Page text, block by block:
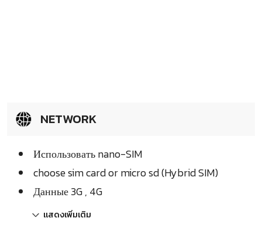
NETWORK
Использовать nano-SIM
choose sim card or micro sd (Hybrid SIM)
Данные 3G , 4G
แสดงเพิ่มเติม